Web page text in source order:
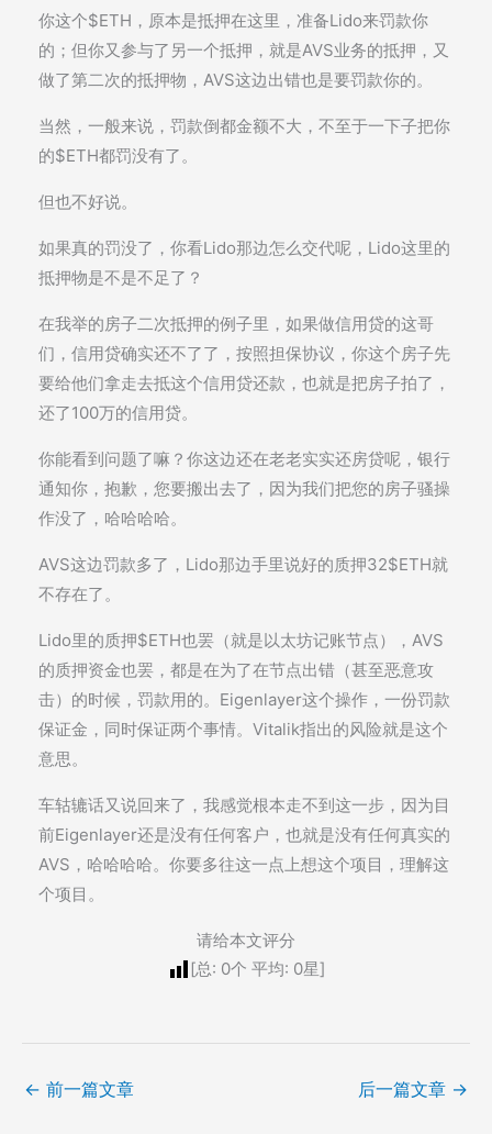
你这个$ETH，原本是抵押在这里，准备Lido来罚款你
的；但你又参与了另一个抵押，就是AVS业务的抵押，又
做了第二次的抵押物，AVS这边出错也是要罚款你的。
当然，一般来说，罚款倒都金额不大，不至于一下子把你
的$ETH都罚没有了。
但也不好说。
如果真的罚没了，你看Lido那边怎么交代呢，Lido这里的
抵押物是不是不足了？
在我举的房子二次抵押的例子里，如果做信用贷的这哥
们，信用贷确实还不了了，按照担保协议，你这个房子先
要给他们拿走去抵这个信用贷还款，也就是把房子拍了，
还了100万的信用贷。
你能看到问题了嘛？你这边还在老老实实还房贷呢，银行
通知你，抱歉，您要搬出去了，因为我们把您的房子骚操
作没了，哈哈哈哈。
AVS这边罚款多了，Lido那边手里说好的质押32$ETH就
不存在了。
Lido里的质押$ETH也罢（就是以太坊记账节点），AVS
的质押资金也罢，都是在为了在节点出错（甚至恶意攻
击）的时候，罚款用的。Eigenlayer这个操作，一份罚款
保证金，同时保证两个事情。Vitalik指出的风险就是这个
意思。
车轱辘话又说回来了，我感觉根本走不到这一步，因为目
前Eigenlayer还是没有任何客户，也就是没有任何真实的
AVS，哈哈哈哈。你要多往这一点上想这个项目，理解这
个项目。
请给本文评分
[总: 0个 平均: 0星]
← 前一篇文章 后一篇文章 →